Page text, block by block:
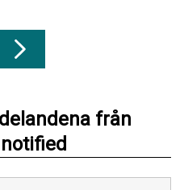
från